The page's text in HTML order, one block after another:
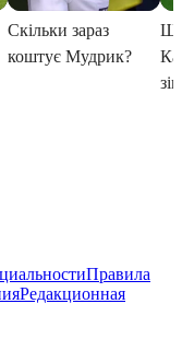
Правила
Редакционная